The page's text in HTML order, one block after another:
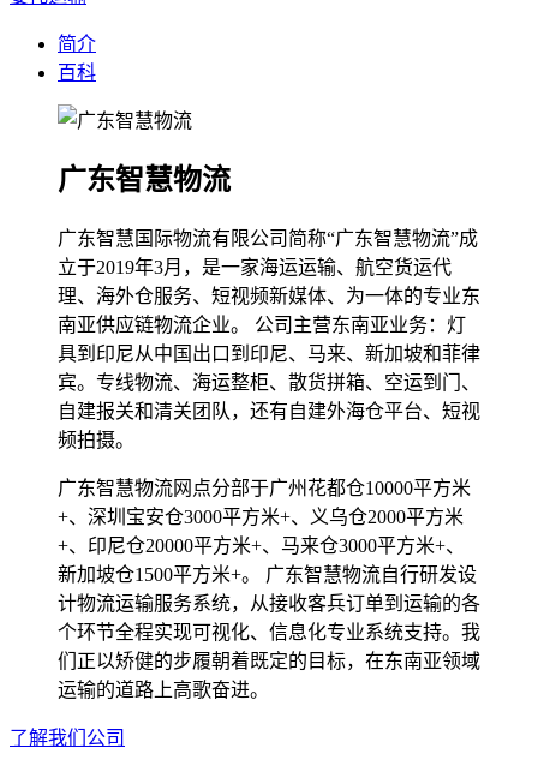
简介
百科
广东智慧物流
广东智慧国际物流有限公司简称“广东智慧物流”成
立于2019年3月，是一家海运运输、航空货运代
理、海外仓服务、短视频新媒体、为一体的专业东
南亚供应链物流企业。 公司主营东南亚业务：灯
具到印尼从中国出口到印尼、马来、新加坡和菲律
宾。专线物流、海运整柜、散货拼箱、空运到门、
自建报关和清关团队，还有自建外海仓平台、短视
频拍摄。
广东智慧物流网点分部于广州花都仓10000平方米
+、深圳宝安仓3000平方米+、义乌仓2000平方米
+、印尼仓20000平方米+、马来仓3000平方米+、
新加坡仓1500平方米+。 广东智慧物流自行研发设
计物流运输服务系统，从接收客兵订单到运输的各
个环节全程实现可视化、信息化专业系统支持。我
们正以矫健的步履朝着既定的目标，在东南亚领域
运输的道路上高歌奋进。
了解我们公司